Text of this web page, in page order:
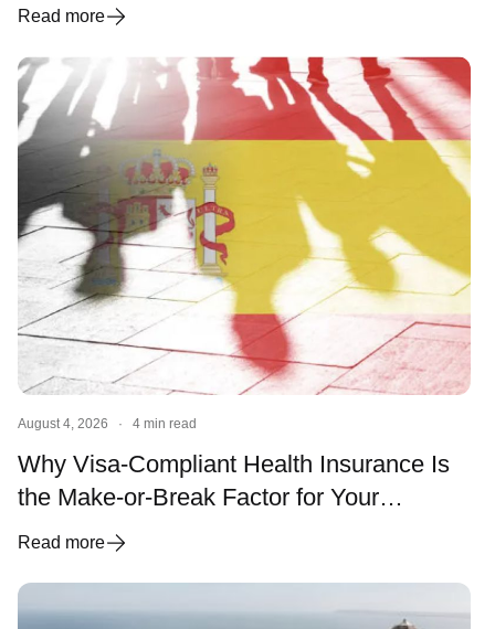
Read more
August 4, 2026 · 4 min read
Why Visa-Compliant Health Insurance Is
the Make-or-Break Factor for Your
Spanish Visa and Residency
Read more